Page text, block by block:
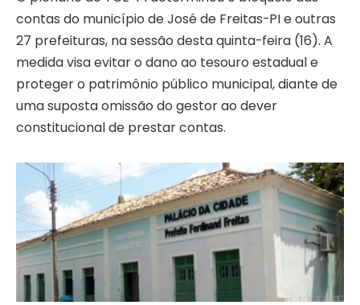
contas do município de José de Freitas-PI e outras
27 prefeituras, na sessão desta quinta-feira (16). A
medida visa evitar o dano ao tesouro estadual e
proteger o patrimônio público municipal, diante de
uma suposta omissão do gestor ao dever
constitucional de prestar contas.